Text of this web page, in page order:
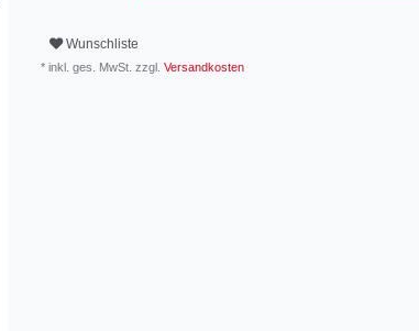
Wunschliste
* inkl. ges. MwSt. zzgl. Versandkosten